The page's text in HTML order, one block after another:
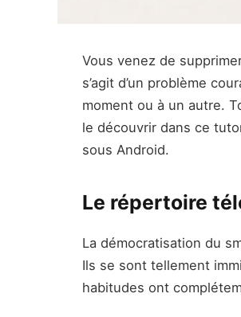
Vous venez de
s’agit d’un problème
moment ou à un autre.
le découvrir dans ce
sous Android.
Le répertoire
La démocratisation du
Ils se sont tellement
habitudes ont